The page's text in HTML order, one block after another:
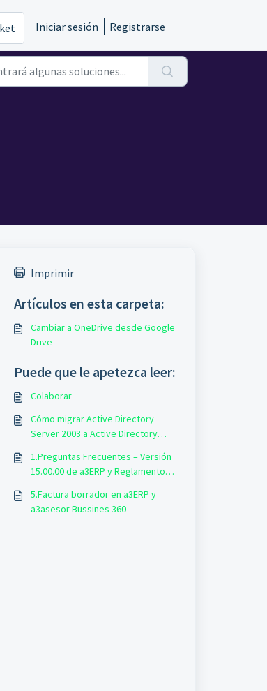
Iniciar sesión Registrarse
Imprimir
Artículos en esta carpeta:
Cambiar a OneDrive desde Google
Drive
Puede que le apetezca leer:
Colaborar
Cómo migrar Active Directory
Server 2003 a Active Directory
1.Preguntas Frecuentes – Versión
15.00.00 de a3ERP y Reglamento
5.Factura borrador en a3ERP y
a3asesor Bussines 360